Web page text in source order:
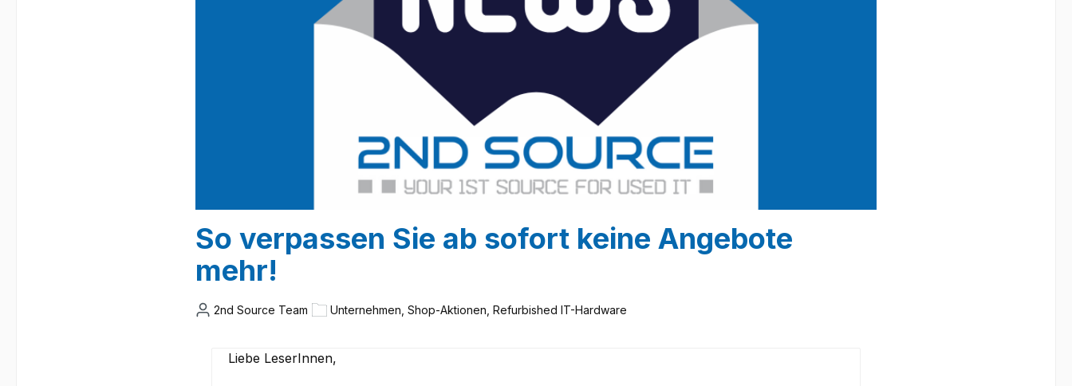
So verpassen Sie ab sofort keine Angebote
mehr!
2nd Source Team Unternehmen, Shop-Aktionen, Refurbished IT-Hardware
Liebe LeserInnen,